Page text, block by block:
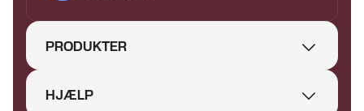
PRODUKTER
HJÆLP